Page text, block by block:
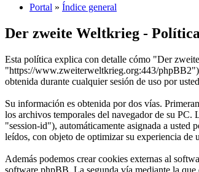
Portal » Índice general
Der zweite Weltkrieg -
Esta política explica con detalle cómo "Der
"https://www.zweiterweltkrieg.org:443/
obtenida durante cualquier sesión de uso por
Su información es obtenida por dos vías.
los archivos temporales del navegador de su
"session-id"), automáticamente asignada a usted
leídos, con objeto de optimizar su experiencia de
Además podemos crear cookies externas al
software phpBB. La segunda vía mediante la